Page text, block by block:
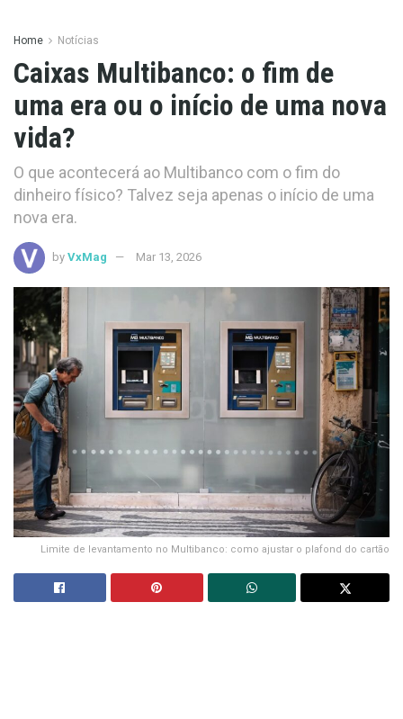
Home Notícias
Caixas Multibanco: o fim de
uma era ou o início de uma nova
vida?
O que acontecerá ao Multibanco com o fim do
dinheiro físico? Talvez seja apenas o início de uma
nova era.
by VxMag Mar 13, 2026
Limite de levantamento no Multibanco: como ajustar o plafond do cartão